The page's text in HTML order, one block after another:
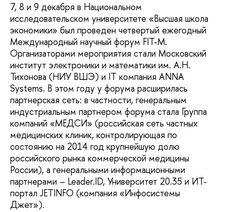
7, 8 и 9 декабря в Национальном
исследовательском университете «Высшая школа
экономики» был проведен четвертый ежегодный
Международный научный форум FIT-M.
Организаторами мероприятия стали Московский
институт электроники и математики им. А.Н.
Тихонова (НИУ ВШЭ) и IT компания ANNA
Systems. В этом году у форума расширилась
партнерская сеть: в частности, генеральным
индустриальным партнером форума стала Группа
компаний «МЕДСИ» (российская сеть частных
медицинских клиник, контролирующая по
состоянию на 2014 год крупнейшую долю
российского рынка коммерческой медицины
России), а генеральными информационными
партнерами – Leader.ID, Университет 20.35 и ИТ-
портал JETINFO (компания «Инфосистемы
Джет»).